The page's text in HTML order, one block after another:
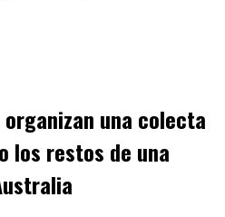
una colecta
los restos de una